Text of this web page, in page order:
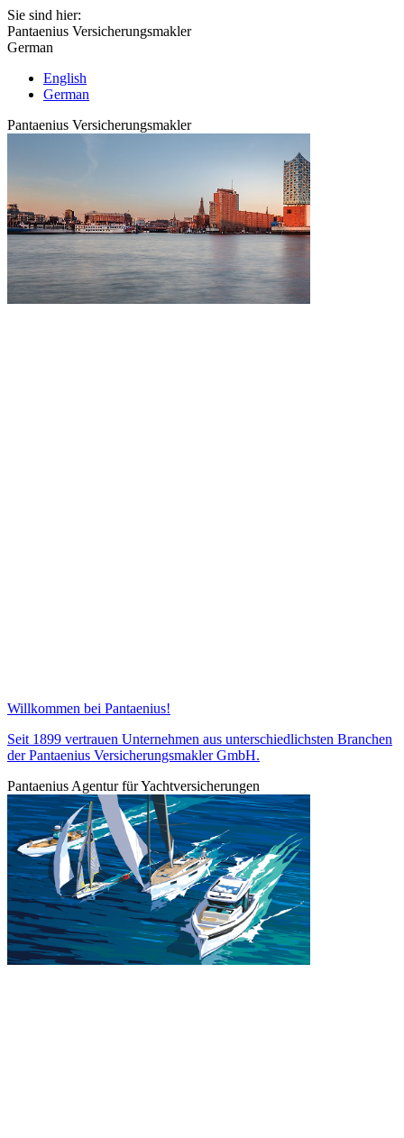
Sie sind hier:
Pantaenius Versicherungsmakler
German
English
German
Pantaenius Versicherungsmakler
Willkommen bei Pantaenius!
Seit 1899 vertrauen Unternehmen aus unterschiedlichsten Branchen
der Pantaenius Versicherungsmakler GmbH.
Pantaenius Agentur für Yachtversicherungen